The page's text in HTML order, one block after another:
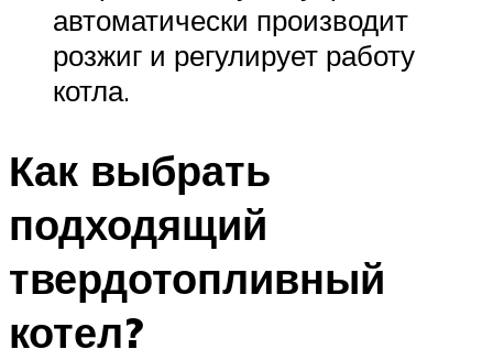
автоматически производит
розжиг и регулирует работу
котла.
Как выбрать
подходящий
твердотопливный
котел?